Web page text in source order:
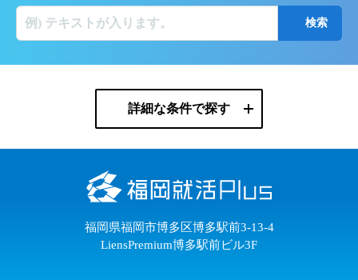
詳細な条件で探す
福岡県福岡市博多区博多駅前3-13-4
LiensPremium博多駅前ビル3F